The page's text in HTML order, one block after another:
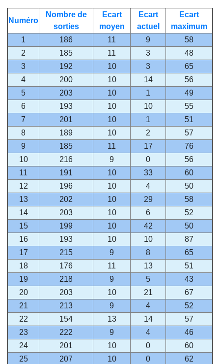
Numéro
Nombre de
sorties
Ecart
moyen
Ecart
actuel
Ecart
maximum
1
186 11 9
58
2
185 11 3
48
3
192 10 3
65
4
200 10 14
56
5
203 10 1
49
6
193 10 10
55
7
201 10 1
51
8
189 10 2
57
9
185 11 17
76
10
216 9 0
56
11
191 10 33
60
12
196 10 4
50
13
202 10 29
58
14
203 10 6
52
15
199 10 42
50
16
193 10 10
87
17
215 9 8
65
18
176 11 13
51
19
218 9 5
43
20
203 10 21
67
21
213 9 4
52
22
154 13 14
57
23
222 9 4
46
24
201 10 0
60
25
207 10 0
62